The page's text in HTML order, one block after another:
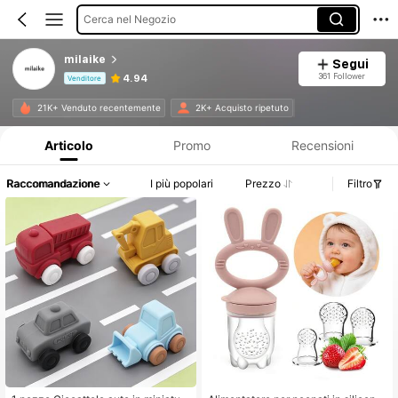
Cerca nel Negozio
milaike
Venditore 4.94
Segui
361 Follower
21K+ Venduto recentemente 2K+ Acquisto ripetuto
Articolo Promo Recensioni
Raccomandazione I più popolari Prezzo Filtro